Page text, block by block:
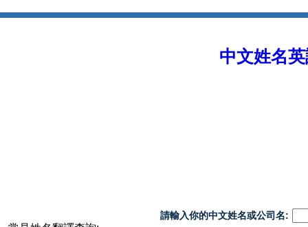
中文姓名
請輸入你的中文姓名或公司名: